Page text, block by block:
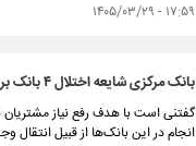
۱۷:۵۹ - ۱۴۰۵/۰۳/۲۹
بانک مرکزی شایعه اختلال ۴ بانک برای کنترل بازار ارز و طلا را تکذیب کرد
گفتنی است با هدف رفع نیاز
انجام در این بانک‌ها از قبیل انتقال